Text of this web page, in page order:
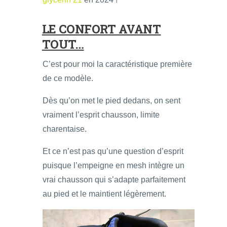
LE CONFORT AVANT
TOUT…
C’est pour moi la caractéristique première
de ce modèle.
Dès qu’on met le pied dedans, on sent
vraiment l’esprit chausson, limite
charentaise.
Et ce n’est pas qu’une question d’esprit
puisque l’empeigne en mesh intègre un
vrai chausson qui s’adapte parfaitement
au pied et le maintient légèrement.